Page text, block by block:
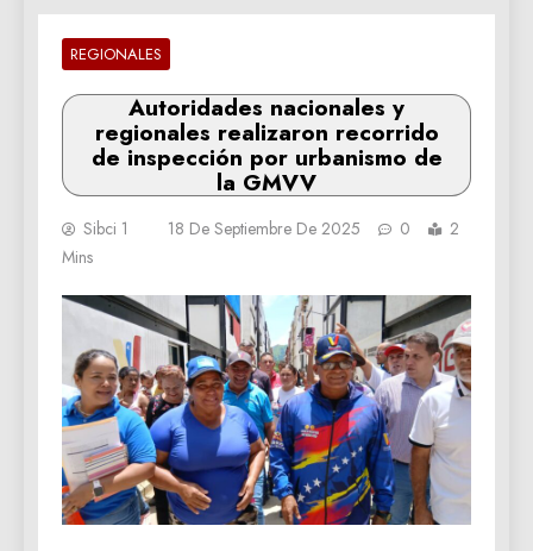
REGIONALES
Autoridades nacionales y
regionales realizaron recorrido
de inspección por urbanismo de
la GMVV
Sibci 1 18 De Septiembre De 2025 0
2
Mins